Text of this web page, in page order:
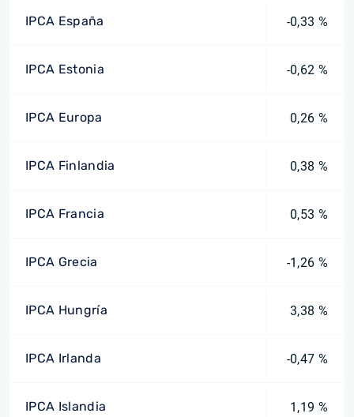
IPCA España -0,33 %
IPCA Estonia -0,62 %
IPCA Europa 0,26 %
IPCA Finlandia 0,38 %
IPCA Francia 0,53 %
IPCA Grecia -1,26 %
IPCA Hungría 3,38 %
IPCA Irlanda -0,47 %
IPCA Islandia 1,19 %